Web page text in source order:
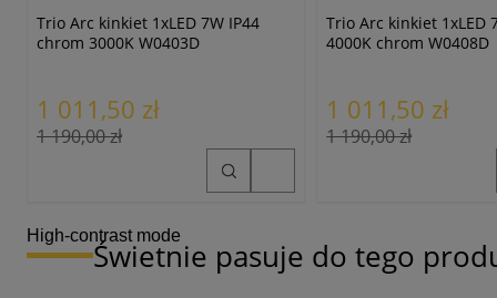
Trio Arc kinkiet 1xLED 7W IP44
chrom 3000K W0403D
1 011,50 zł
1 190,00 zł
Trio Arc kinkiet 1xLED
4000K chrom W0408D
1 011,50 zł
1 190,00 zł
High-contrast mode
Świetnie pasuje do tego